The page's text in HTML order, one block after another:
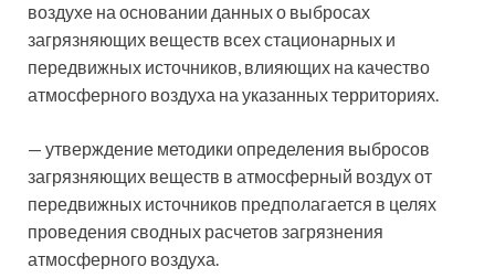
воздухе на основании данных о выбросах
загрязняющих веществ всех стационарных и
передвижных источников, влияющих на качество
атмосферного воздуха на указанных территориях.
— утверждение методики определения выбросов
загрязняющих веществ в атмосферный воздух от
передвижных источников предполагается в целях
проведения сводных расчетов загрязнения
атмосферного воздуха.